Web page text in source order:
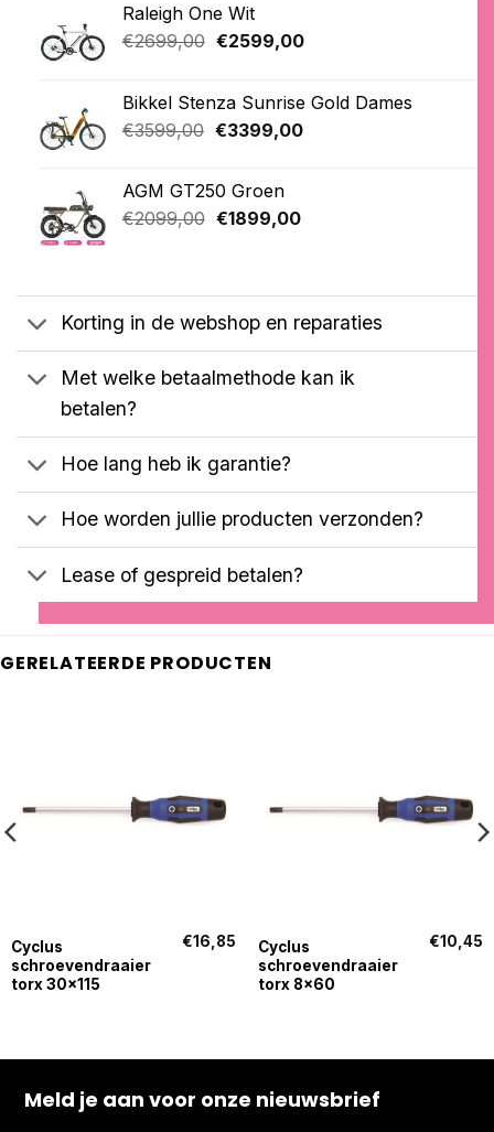
Raleigh One Wit
€2699,00 Oorspronkelijke
€2699,00.
€2599,00Huidige
€2599,00.
Bikkel Stenza Sunrise Gold Dames
€3599,00 Oorspronkelijke
€3599,00.
€3399,00Huidige
AGM GT250 Groen
€2099,00 Oorspronkelijke
€1899,00Huidige
Korting in de webshop en reparaties
Met welke betaalmethode kan ik
betalen?
Hoe lang heb ik garantie?
Hoe worden jullie producten verzonden?
Lease of gespreid betalen?
GERELATEERDE PRODUCTEN
Cyclus
schroevendraaier
torx 30×115
€16,85
Cyclus
schroevendraaier
torx 8×60
€10,45
Meld je aan voor onze nieuwsbrief